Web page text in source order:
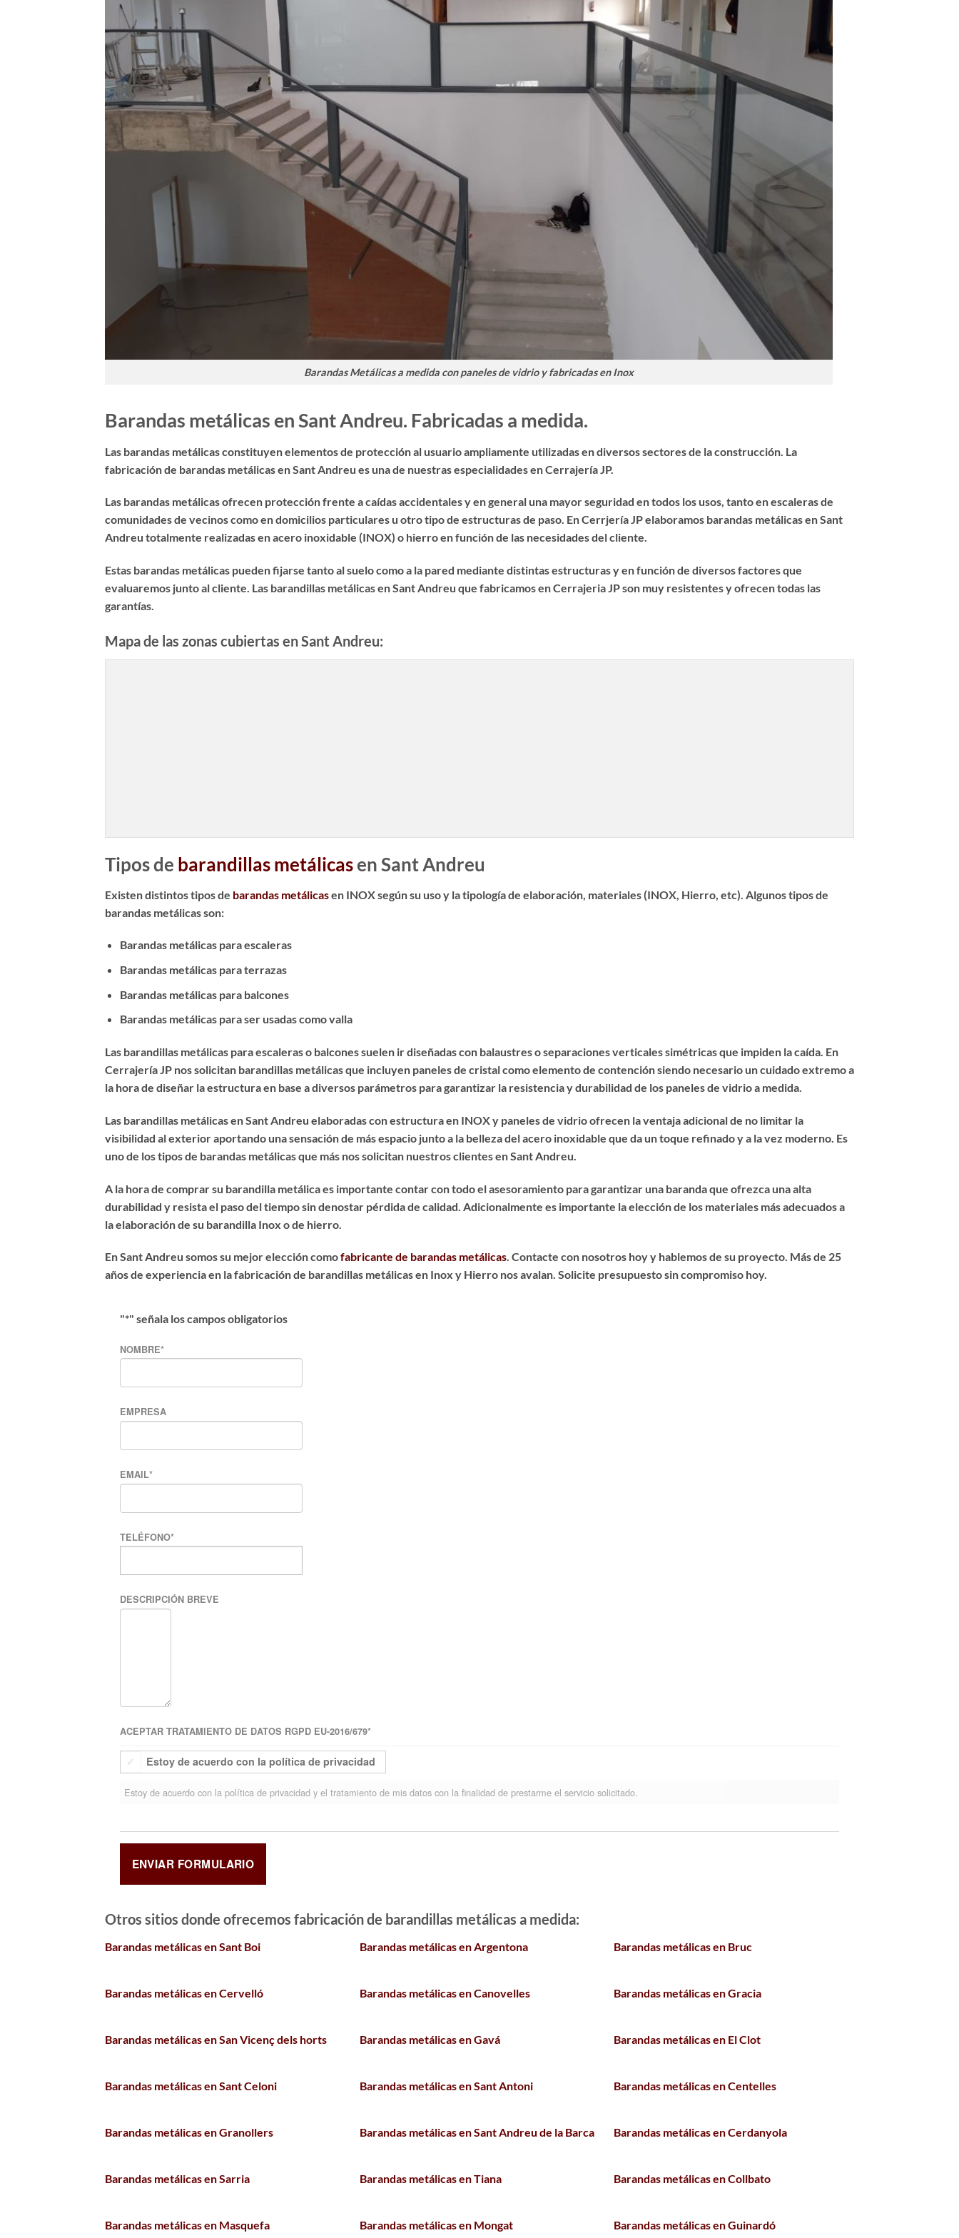
Barandas Metálicas a medida con paneles de vidrio y fabricadas en Inox
Barandas metálicas en Sant Andreu. Fabricadas a medida.
Las barandas metálicas constituyen elementos de protección al usuario ampliamente utilizadas en diversos sectores de la construcción. La
fabricación de barandas metálicas en Sant Andreu es una de nuestras especialidades en Cerrajería JP.
Las barandas metálicas ofrecen protección frente a caídas accidentales y en general una mayor seguridad en todos los usos, tanto en escaleras de
comunidades de vecinos como en domicilios particulares u otro tipo de estructuras de paso. En Cerrjería JP elaboramos barandas metálicasen Sant
Andreu totalmente realizadas en acero inoxidable (INOX) o hierro en función de las necesidades del cliente.
Estas barandas metálicas pueden fijarse tanto al suelo como a la pared mediante distintas estructuras y en función de diversos factores que
evaluaremos junto al cliente. Las barandillas metálicas en Sant Andreu que fabricamos en Cerrajeria JP son muy resistentes y ofrecen todas las
garantías.
Mapa de las zonas cubiertas en Sant Andreu:
Tipos de barandillas metálicasen Sant Andreu
Existen distintos tipos de barandas metálicasen INOX según su uso y la tipología de elaboración, materiales (INOX, Hierro, etc). Algunos tipos de
barandas metálicas son:
Barandas metálicas para escaleras
Barandas metálicas para terrazas
Barandas metálicas para balcones
Barandas metálicas para ser usadas como valla
Las barandillas metálicas para escaleraso balcones suelen ir diseñadas con balaustres o separaciones verticales simétricas que impiden la caída. En
Cerrajería JP nos solicitan barandillas metálicas que incluyen paneles de cristal como elemento de contención siendo necesario un cuidado extremo a
la hora de diseñar la estructura en base a diversos parámetros para garantizar la resistencia y durabilidad de los paneles de vidrio a medida.
Las barandillas metálicas en Sant Andreu elaboradas con estructura en INOX y paneles de vidrio ofrecen la ventaja adicional de no limitar la
visibilidad al exterior aportando una sensación de más espacio junto a la belleza del acero inoxidable que da un toque refinado y a la vez moderno. Es
uno de los tipos de barandas metálicas que más nos solicitan nuestros clientes en Sant Andreu.
A la hora de comprar su barandilla metálicaes importante contar con todo el asesoramiento para garantizar una baranda que ofrezca una alta
durabilidad y resista el paso del tiempo sin denostar pérdida de calidad. Adicionalmente es importante la elección de los materiales más adecuados a
la elaboración de su barandilla Inox o de hierro.
En Sant Andreu somos su mejor elección comofabricante de barandas metálicas. Contacte con nosotros hoy y hablemos de su proyecto. Más de 25
años de experiencia en la fabricación de barandillas metálicas en Inox y Hierro nos avalan. Solicite presupuesto sin compromiso hoy.
"*" señala los campos obligatorios
NOMBRE*
EMPRESA
EMAIL*
TELÉFONO*
DESCRIPCIÓN BREVE
ACEPTAR TRATAMIENTO DE DATOS RGPD EU-2016/679*
Estoy de acuerdo con la política de privacidad
Estoy de acuerdo con la política de privacidad y el tratamiento de mis datos con la finalidad de prestarme el servicio solicitado.
Otros sitios donde ofrecemos fabricación de barandillas metálicas a medida:
Barandas metálicas en Sant Boi Barandas metálicas en Argentona Barandas metálicas en Bruc
Barandas metálicas en Cervelló Barandas metálicas en Canovelles Barandas metálicas en Gracia
Barandas metálicas en San Vicenç dels horts Barandas metálicas en Gavá Barandas metálicas en El Clot
Barandas metálicas en Sant Celoni Barandas metálicas en Sant Antoni Barandas metálicas en Centelles
Barandas metálicas en Granollers Barandas metálicas en Sant Andreu de la Barca Barandas metálicas en Cerdanyola
Barandas metálicas en Sarria Barandas metálicas en Tiana Barandas metálicas en Collbato
Barandas metálicas en Masquefa Barandas metálicas en Mongat Barandas metálicas en Guinardó